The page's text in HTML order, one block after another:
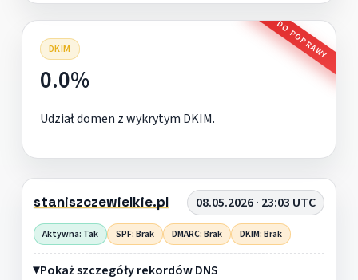
DKIM DO POPRAWY
0.0%
Udział domen z wykrytym DKIM.
staniszczewielkie.pl 08.05.2026 · 23:03 UTC
Aktywna: Tak SPF: Brak DMARC: Brak DKIM: Brak
Pokaż szczegóły rekordów DNS